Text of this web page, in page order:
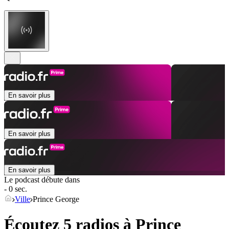
En savoir plus
En savoir plus
En savoir plus
Le podcast débute dans
- 0 sec.
Ville Prince George
Écoutez 5 radios à Prince